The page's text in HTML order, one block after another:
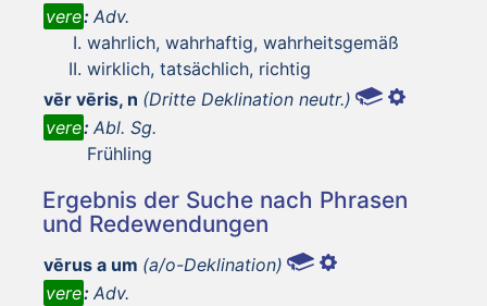
vere: Adv.
wahrlich, wahrhaftig, wahrheitsgemäß
wirklich, tatsächlich, richtig
vēr vēris, n (Dritte Deklination neutr.)
vere: Abl. Sg.
Frühling
Ergebnis der Suche nach Phrasen
und Redewendungen
vērus a um (a/o-Deklination)
vere: Adv.